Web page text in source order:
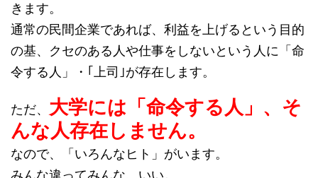
きます。
通常の民間企業であれば、利益を上げるという目的
の基、クセのある人や仕事をしないという人に「命
令する人」・｢上司｣が存在します。
ただ、 大学には「命令する人」、そ
んな人存在しません。
なので、「いろんなヒト」がいます。